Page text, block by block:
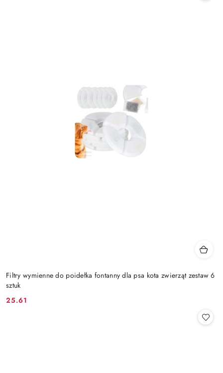
Filtry wymienne do poidełka fontanny dla psa kota zwierząt zestaw 6
sztuk
Cena:
25.61